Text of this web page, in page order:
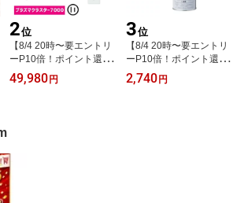
2位
【8/4 20時〜要エントリ
ーP10倍！ポイント還元
で実質45,440円】【商品
販売のみ】シャープ ルー
AYT22DH 冷暖房
49,980円
3位
【8/4 20時〜要エントリ
ーP10倍！ポイント還元
で実質2,500円】イワタ
ニ カセットガス アウト
2,740円